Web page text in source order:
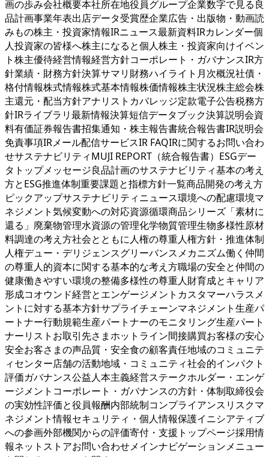
画の歩み会社概要本社所在地役員グループ企業数字で見る良
品計画事業年表出店データ受賞歴企業広告・出版物・動画読
みもの株主・投資家情報IRニュース最新資料IRカレンダー個
人投資家の皆様へ株主になると個人株主・投資家向けイベン
ト株主優待経営情報経営方針コーポレート・ガバナンスIR方
針業績・財務方針決算サマリ財務ハイライト月次概況社債・
格付情報株式情報株式基本情報株価情報株主状況株主総会株
主還元・配当方針アナリストカバレッジ定款電子公告税務方
針IRライブラリ最新情報決算短信データブック決算説明会資
料有価証券報告書招集通知・株主報告書統合報告書IR説明会
免責事項IRメール配信サービスIR FAQIRに関するお問い合わ
せサステナビリティMUJI REPORT（統合報告書）ESGデー
タトップメッセージ良品計画のサステナビリティ基本の考え
方とESG推進体制重要課題と指標方針一覧商品開発の考え方
ピックアップサステナビリティニュース環境への配慮環境マ
ネジメント気候変動への対応資源循環商品シリーズ「素材に
還る」廃棄物管理水資源の管理化学物質管理生物多様性原材
料調達の考え方社会とともに人権の尊重人権方針・推進体制
人権デュー・デリジェンスグリーバンスメカニズム働く仲間
の尊重人的資本に関する基本的な考え方職場の安全と仲間の
健康働きやすい環境の整備多様性の尊重人財育成とキャリア
形成コオウンド経営とエンゲージメントカスタマーハラスメ
ントに対する基本方針サプライチェーンマネジメント生産パ
ートナー行動規範生産パートナーのモニタリング生産パート
ナーリストお取引先さまホットライン間接購買お客様の安心
安全お客さまの声品質・安全食の顧客責任地域のコミュニテ
ィセンター店舗の活動地域・コミュニティ社会的インパクト
評価ガバナンス公益人本主義経営ステークホルダー・エンゲ
ージメントコーポレート・ガバナンスの方針・体制取締役会
の実効性評価と役員報酬内部統制コンプライアンスリスクマ
ネジメント情報セキュリティ・個人情報保護イニシアティブ
への参画外部機関からの評価寄付・支援トップページ採用情
報ネットストアお問い合わせメインナビゲーションメニュー